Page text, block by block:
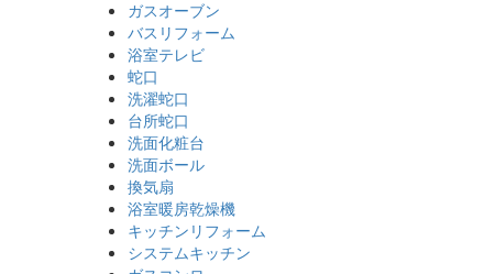
ガスオーブン
バスリフォーム
浴室テレビ
蛇口
洗濯蛇口
台所蛇口
洗面化粧台
洗面ボール
換気扇
浴室暖房乾燥機
キッチンリフォーム
システムキッチン